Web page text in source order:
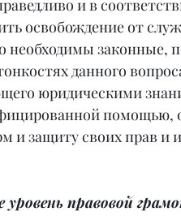
и в
освобождение от
необходимы законные,
данного
юридическими
помощью,
и защиту своих прав и
уровень правовой